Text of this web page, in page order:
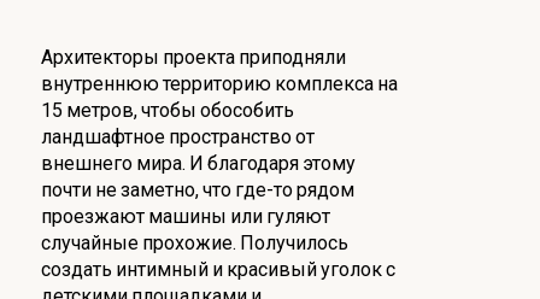
Архитекторы проекта приподняли
внутреннюю территорию комплекса на
15 метров, чтобы обособить
ландшафтное пространство от
внешнего мира. И благодаря этому
почти не заметно, что где-то рядом
проезжают машины или гуляют
случайные прохожие. Получилось
создать интимный и красивый уголок с